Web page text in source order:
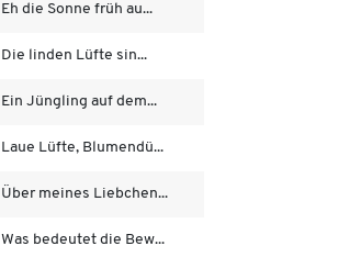
Eh die Sonne früh au...
Die linden Lüfte sin...
Ein Jüngling auf dem...
Laue Lüfte, Blumendü...
Über meines Liebchen...
Was bedeutet die Bew...